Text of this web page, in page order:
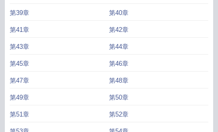
第39章 第40章
第41章 第42章
第43章 第44章
第45章 第46章
第47章 第48章
第49章 第50章
第51章 第52章